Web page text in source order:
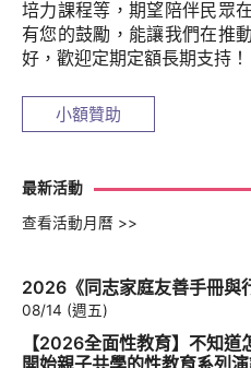
培力課程等，期望陪伴民眾
有您的鼓勵，能讓我們在推
好，歡迎定期定額長期支持！
小額贊助
最新活動
查看活動月曆 >>
2026《同志家庭友善手冊與
08/14 (週五)
【2026全面性教育】不知
開始親子共學的性教育系列